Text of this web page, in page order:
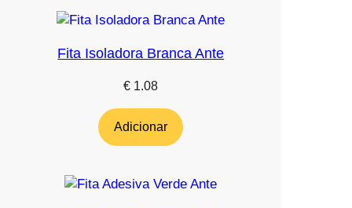
Fita Isoladora Branca Ante
€ 1.08
Adicionar